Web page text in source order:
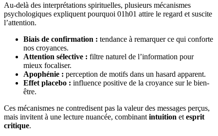
Au-delà des interprétations spirituelles, plusieurs mécanismes
psychologiques expliquent pourquoi 01h01 attire le regard et suscite
l’attention.
Biais de confirmation : tendance à remarquer ce qui conforte
nos croyances.
Attention sélective : filtre naturel de l’information pour
mieux focaliser.
Apophénie : perception de motifs dans un hasard apparent.
Effet placebo : influence positive de la croyance sur le bien-
être.
Ces mécanismes ne contredisent pas la valeur des messages perçus,
mais invitent à une lecture nuancée, combinant intuition et esprit
critique.